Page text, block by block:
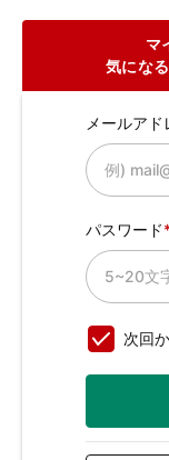
マ
気にな
メールアド
パスワード
次回